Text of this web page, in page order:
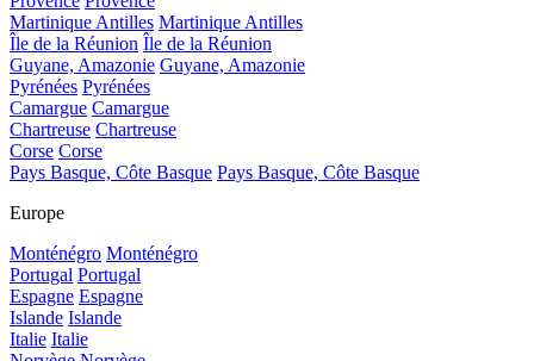
Martinique Antilles Martinique Antilles
Île de la Réunion Île de la Réunion
Guyane, Amazonie Guyane, Amazonie
Pyrénées Pyrénées
Camargue Camargue
Chartreuse Chartreuse
Corse Corse
Pays Basque, Côte Basque Pays Basque, Côte Basque
Europe
Monténégro Monténégro
Portugal Portugal
Espagne Espagne
Islande Islande
Italie Italie